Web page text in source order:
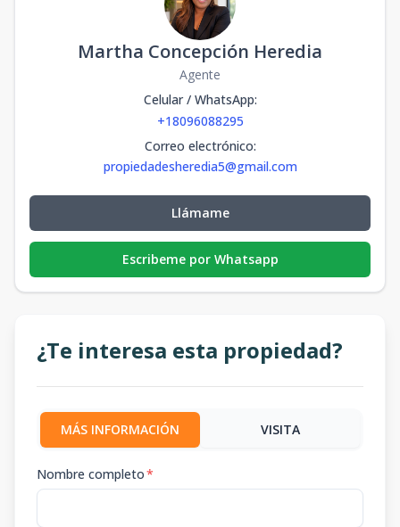
Martha Concepción Heredia
Agente
Celular / WhatsApp:
+18096088295
Correo electrónico:
propiedadesheredia5@gmail.com
Llámame
Escribeme por Whatsapp
¿Te interesa esta propiedad?
MÁS INFORMACIÓN VISITA
Nombre completo*